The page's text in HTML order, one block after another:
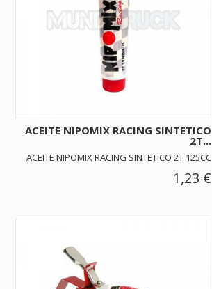
ACEITE NIPOMIX RACING SINTETICO
2T...
ACEITE NIPOMIX RACING SINTETICO 2T 125CC
1,23 €